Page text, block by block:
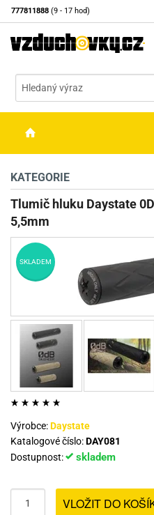
777811888 (9 - 17 hod)
OPTIKA
STŘELIVO
PŘÍSLUŠENSTVÍ
DETEKTORY KOVŮ
KATEGORIE
Tlumič hluku Daystate
5,5mm
SKLADEM
Výrobce:Daystate
Katalogové číslo:DAY081
Dostupnost:
skladem
VLOŽIT DO